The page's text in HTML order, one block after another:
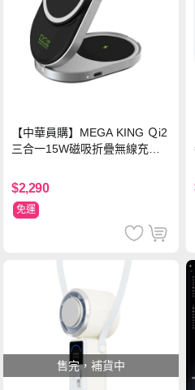
【中華員購】MEGA KING Ｑi2
三合一15W磁吸折疊無線充電
$2,290
免運
售完，補貨中